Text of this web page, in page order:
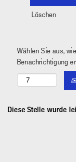
Löschen
Wählen Sie aus,
Benachrichtigung
Diese Stelle wurde